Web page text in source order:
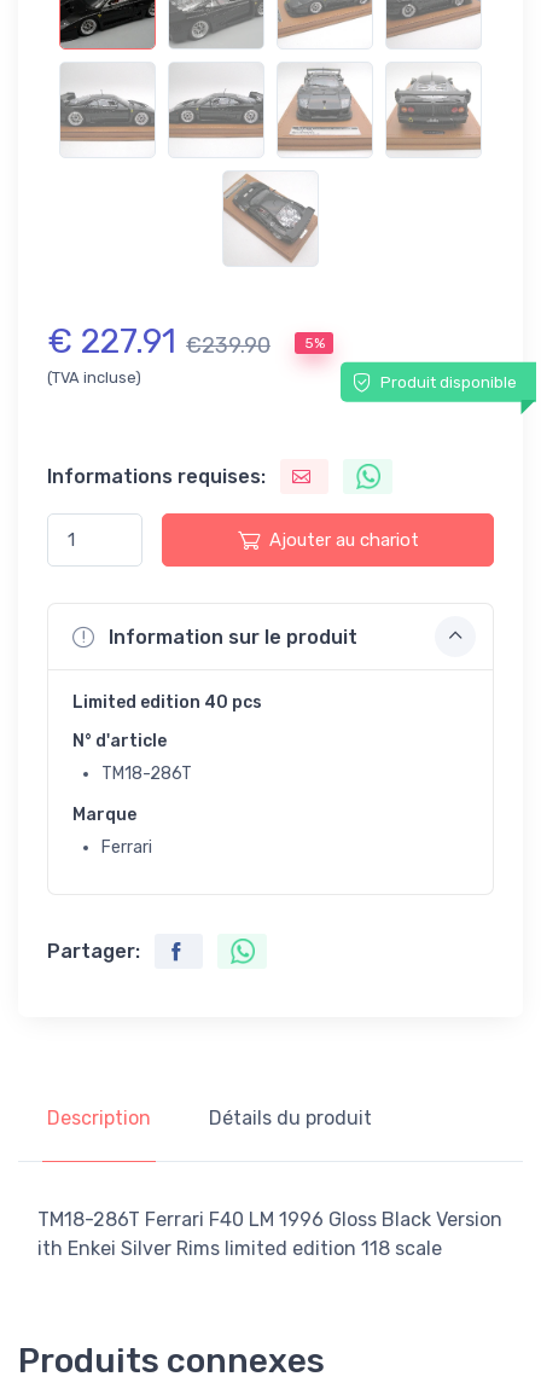
€ 227.91 €239.90 5%
(TVA incluse) Produit disponible
Informations requises:
Ajouter au chariot
Information sur le produit
Limited edition 40 pcs
N° d'article
TM18-286T
Marque
Ferrari
Partager:
Description Détails du produit
TM18-286T Ferrari F40 LM 1996 Gloss Black Version
ith Enkei Silver Rims limited edition 118 scale
Produits connexes